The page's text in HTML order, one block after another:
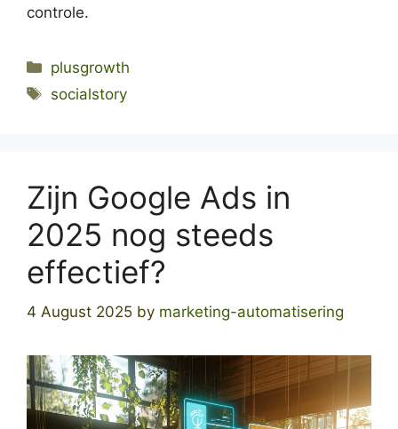
controle.
Categories
plusgrowth
Tags
socialstory
Zijn Google Ads in
2025 nog steeds
effectief?
4 August 2025 by marketing-automatisering